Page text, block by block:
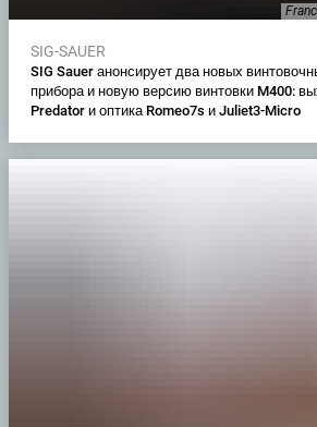
SIG-SAUER
SIG Sauer анонсирует два новых
прибора и новую версию винтовки M400:
Predator и оптика Romeo7s и Juliet3-Micro